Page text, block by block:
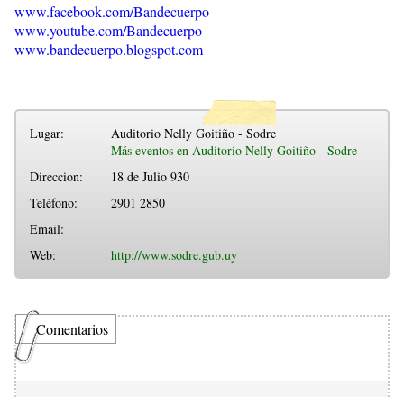
www.facebook.com/Bandecuerpo
www.youtube.com/Bandecuerpo
www.bandecuerpo.blogspot.com
Lugar:
Auditorio Nelly Goitiño - Sodre
Más eventos en Auditorio Nelly Goitiño - Sodre
Direccion:
18 de Julio 930
Teléfono:
2901 2850
Email:
Web:
http://www.sodre.gub.uy
Comentarios